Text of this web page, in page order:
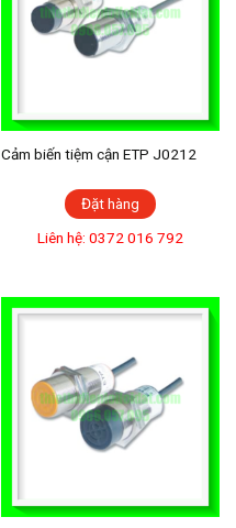
Cảm biến tiệm cận ETP J0212
Đặt hàng
Liên hệ: 0372 016 792